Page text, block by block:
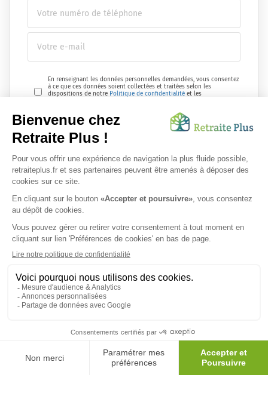
En renseignant les données personnelles demandées, vous consentez
à ce que ces données soient collectées et traitées selon les
dispositions de notre Politique de confidentialité et les
Envoyer ma demande
Nous vous informons de l'existence de la liste d'opposition au
démarchage téléphonique. Inscription sur
SUIVEZ-NOUS SUR :
Protection données personnelles
Mentions légales|Espace Presse
au démarchage téléphonique. Inscription sur
© 2026 Retraite Plus - Tous droits réservés - Plan du site